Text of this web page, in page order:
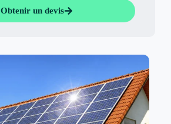
Obtenir un devis